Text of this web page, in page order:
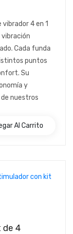
4 en 1
Cada funda
puntos
Su
y
nuestros
Al Carrito
de 4